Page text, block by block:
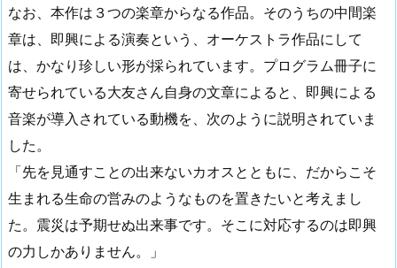
なお、本作は３つの楽章からなる作品。そのうちの中間楽
章は、即興による演奏という、オーケストラ作品にして
は、かなり珍しい形が採られています。プログラム冊子に
寄せられている大友さん自身の文章によると、即興による
音楽が導入されている動機を、次のように説明されていま
した。
「先を見通すことの出来ないカオスとともに、だからこそ
生まれる生命の営みのようなものを置きたいと考えまし
た。震災は予期せぬ出来事です。そこに対応するのは即興
の力しかありません。」